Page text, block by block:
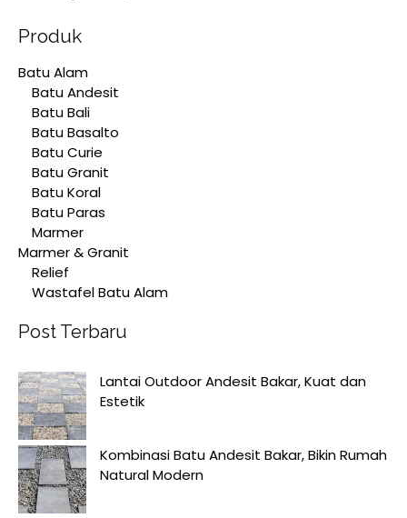
Produk
Batu Alam
Batu Andesit
Batu Bali
Batu Basalto
Batu Curie
Batu Granit
Batu Koral
Batu Paras
Marmer
Marmer & Granit
Relief
Wastafel Batu Alam
Post Terbaru
Lantai Outdoor Andesit Bakar, Kuat dan
Estetik
Kombinasi Batu Andesit Bakar, Bikin Rumah
Natural Modern